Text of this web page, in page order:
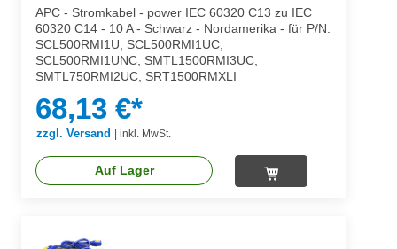
APC - Stromkabel - power IEC 60320 C13 zu IEC
60320 C14 - 10 A - Schwarz - Nordamerika - für P/N:
SCL500RMI1U, SCL500RMI1UC,
SCL500RMI1UNC, SMTL1500RMI3UC,
SMTL750RMI2UC, SRT1500RMXLI
68,13 €*
zzgl. Versand inkl. MwSt.
Auf Lager